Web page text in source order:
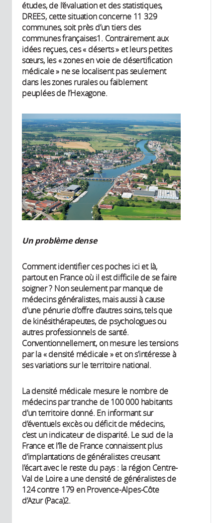
études, de l’évaluation et des statistiques,
DREES, cette situation concerne 11 329
communes, soit près d’un tiers des
communes françaises1. Contrairement aux
idées reçues, ces « déserts » et leurs petites
sœurs, les « zones en voie de désertification
médicale » ne se localisent pas seulement
dans les zones rurales ou faiblement
peuplées de l’Hexagone.
Un problème dense
Comment identifier ces poches ici et là,
partout en France où il est difficile de se faire
soigner ? Non seulement par manque de
médecins généralistes, mais aussi à cause
d’une pénurie d’offre d’autres soins, tels que
de kinésithérapeutes, de psychologues ou
autres professionnels de santé.
Conventionnellement, on mesure les tensions
par la « densité médicale » et on s’intéresse à
ses variations sur le territoire national.
La densité médicale mesure le nombre de
médecins par tranche de 100 000 habitants
d’un territoire donné. En informant sur
d’éventuels excès ou déficit de médecins,
c’est un indicateur de disparité. Le sud de la
France et l’île de France connaissent plus
d’implantations de généralistes creusant
l’écart avec le reste du pays : la région Centre-
Val de Loire a une densité de généralistes de
124 contre 179 en Provence-Alpes-Côte
d’Azur (Paca)2.